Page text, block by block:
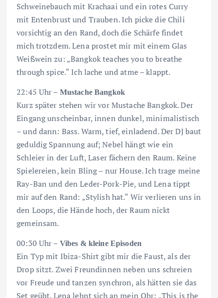
Schweinebauch mit Krachaai und ein rotes Curry
mit Entenbrust und Trauben. Ich picke die Chili
vorsichtig an den Rand, doch die Schärfe findet
mich trotzdem. Lena prostet mir mit einem Glas
Weißwein zu: „Bangkok teaches you to breathe
through spice.“ Ich lache und atme – klappt.
22:45 Uhr – Mustache Bangkok
Kurz später stehen wir vor Mustache Bangkok. Der
Eingang unscheinbar, innen dunkel, minimalistisch
– und dann: Bass. Warm, tief, einladend. Der DJ baut
geduldig Spannung auf; Nebel hängt wie ein
Schleier in der Luft, Laser fächern den Raum. Keine
Spielereien, kein Bling – nur House. Ich trage meine
Ray-Ban und den Leder-Pork-Pie, und Lena tippt
mir auf den Rand: „Stylish hat.“ Wir verlieren uns in
den Loops, die Hände hoch, der Raum nickt
gemeinsam.
00:30 Uhr – Vibes & kleine Episoden
Ein Typ mit Ibiza-Shirt gibt mir die Faust, als der
Drop sitzt. Zwei Freundinnen neben uns schreien
vor Freude und tanzen synchron, als hätten sie das
Set geübt. Lena lehnt sich an mein Ohr: „This is the